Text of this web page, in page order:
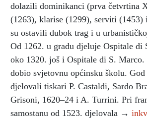
dolazili dominikanci (prva četvrtina
(1263), klarise (1299), serviti
su ostavili dubok trag i u
Od 1262. u gradu djeluje Ospitale di
oko 1320. još i Ospitale di S.
dobio svjetovnu općinsku školu. God
djelovali tiskari P. Castaldi, Sardo
Grisoni, 1620–24 i A. Turrini. Pri
samostanu od 1523. djelovala →